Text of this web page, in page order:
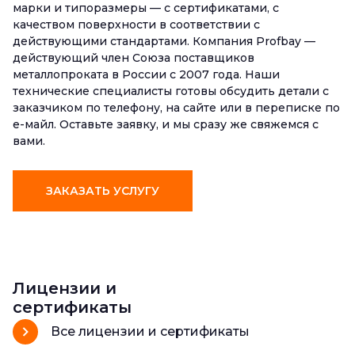
марки и типоразмеры — с сертификатами, с
качеством поверхности в соответствии с
действующими стандартами. Компания Profbay —
действующий член Союза поставщиков
металлопроката в России с 2007 года. Наши
технические специалисты готовы обсудить детали с
заказчиком по телефону, на сайте или в переписке по
е-майл. Оставьте заявку, и мы сразу же свяжемся с
вами.
ЗАКАЗАТЬ УСЛУГУ
Лицензии и
сертификаты
Все лицензии и сертификаты